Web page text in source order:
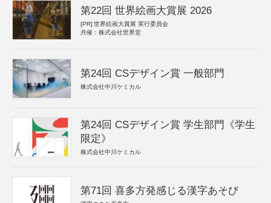
第22回 世界絵画大賞展 2026
[PR] 世界絵画大賞展 実行委員会
共催：株式会社世界堂
第24回 CSデザイン賞 一般部門
株式会社中川ケミカル
第24回 CSデザイン賞 学生部門《学生
限定》
株式会社中川ケミカル
第71回 喜多方発感じる漢字あそび